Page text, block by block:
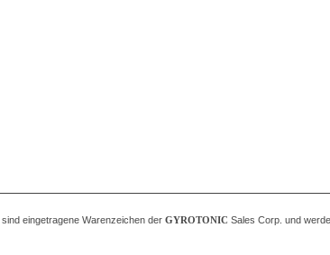
sind eingetragene Warenzeichen der GYROTONIC Sales Corp. und